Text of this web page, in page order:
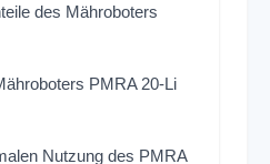
des Mähroboters
PMRA 20-Li
Nutzung des PMRA